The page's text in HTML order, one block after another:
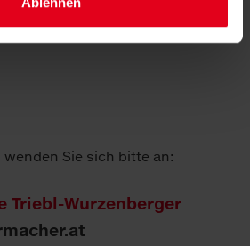
wenden Sie sich bitte an:
Triebl-Wurzenberger